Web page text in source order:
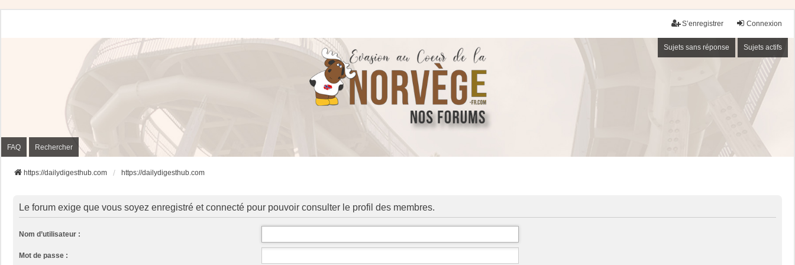
Connexion
S’enregistrer
Sujets sans réponse Sujets actifs
FAQ Rechercher
https://dailydigesthub.com https://dailydigesthub.com
Le forum exige que vous soyez enregistré et connecté pour pouvoir consulter le profil des membres.
Nom d’utilisateur :
Mot de passe :